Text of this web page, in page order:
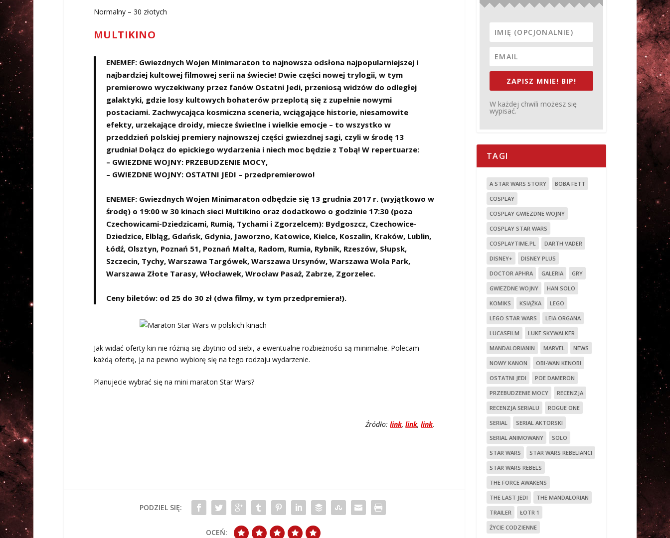
Normalny – 30 złotych
MULTIKINO
ENEMEF: Gwiezdnych Wojen Minimaraton to najnowsza odsłona najpopularniejszej i
najbardziej kultowej filmowej serii na świecie! Dwie części nowej trylogii, w tym
premierowo wyczekiwany przez fanów Ostatni Jedi, przeniosą widzów do odległej
galaktyki, gdzie losy kultowych bohaterów przeplotą się z zupełnie nowymi
postaciami. Zachwycająca kosmiczna sceneria, wciągające historie, niesamowite
efekty, urzekające droidy, miecze świetlne i wielkie emocje – to wszystko w
przeddzień polskiej premiery najnowszej części gwiezdnej sagi, czyli w środę 13
grudnia! Dołącz do epickiego wydarzenia i niech moc będzie z Tobą! W repertuarze:
– GWIEZDNE WOJNY: PRZEBUDZENIE MOCY,
– GWIEZDNE WOJNY: OSTATNI JEDI – przedpremierowo!
ENEMEF: Gwiezdnych Wojen Minimaraton odbędzie się 13 grudnia 2017 r. (wyjątkowo w
środę) o 19:00 w 30 kinach sieci Multikino oraz dodatkowo o godzinie 17:30 (poza
Czechowicami-Dziedzicami, Rumią, Tychami i Zgorzelcem): Bydgoszcz, Czechowice-
Dziedzice, Elbląg, Gdańsk, Gdynia, Jaworzno, Katowice, Kielce, Koszalin, Kraków, Lublin,
Łódź, Olsztyn, Poznań 51, Poznań Malta, Radom, Rumia, Rybnik, Rzeszów, Słupsk,
Szczecin, Tychy, Warszawa Targówek, Warszawa Ursynów, Warszawa Wola Park,
Warszawa Złote Tarasy, Włocławek, Wrocław Pasaż, Zabrze, Zgorzelec.
Ceny biletów: od 25 do 30 zł (dwa filmy, w tym przedpremiera!).
Jak widać oferty kin nie różnią się zbytnio od siebi, a ewentualne rozbieżności są minimalne. Polecam
każdą ofertę, ja na pewno wybiorę się na tego rodzaju wydarzenie.
Planujecie wybrać się na mini maraton Star Wars?
Źródło:link,link,link.
PODZIEL SIĘ:
OCEŃ:
ZAPISZ MNIE! BIP!
W każdej chwili możesz się
wypisać.
TAGI
A STAR WARS STORY
BOBA FETT
COSPLAY
COSPLAY GWIEZDNE WOJNY
COSPLAY STAR WARS
COSPLAYTIME.PL
DARTH VADER
DISNEY+
DISNEY PLUS
DOCTOR APHRA
GALERIA
GRY
GWIEZDNE WOJNY
HAN SOLO
KOMIKS
KSIĄŻKA
LEGO
LEGO STAR WARS
LEIA ORGANA
LUCASFILM
LUKE SKYWALKER
MANDALORIANIN
MARVEL
NEWS
NOWY KANON
OBI-WAN KENOBI
OSTATNI JEDI
POE DAMERON
PRZEBUDZENIE MOCY
RECENZJA
RECENZJA SERIALU
ROGUE ONE
SERIAL
SERIAL AKTORSKI
SERIAL ANIMOWANY
SOLO
STAR WARS
STAR WARS REBELIANCI
STAR WARS REBELS
THE FORCE AWAKENS
THE LAST JEDI
THE MANDALORIAN
TRAILER
ŁOTR 1
ŻYCIE CODZIENNE